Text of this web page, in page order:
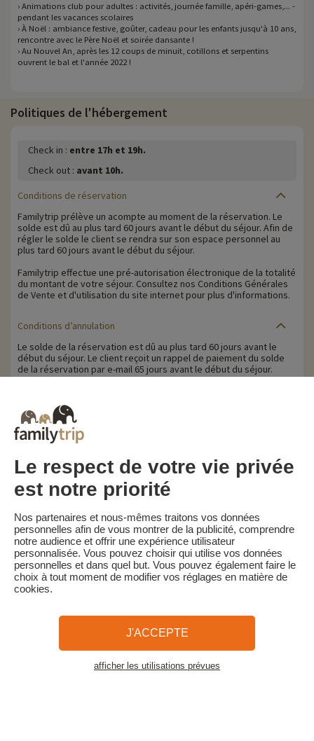
› Animations club pour adultes : activités, journée famille, apéri-games,... -
pendant les vacances scolaires
› À Noël : ambiance festive, goûter, cadeau pour les enfants jusqu'à 10 ans,
rencontre avec le Père Noël et soirée dansante !
› Au Nouvel An, après les 12 coups de minuit, cotillons et serpentins
ouvrent le bal et l'année 2022 !
Politiques de l'hébergement
Check in : entre 17h et 19h.
Check out : avant 10h.
Conditions de réservation
Familytrip prélève un acompte au moment de la réservation. Le
solde est dû au plus tard 60 jours avant le début du séjour. Afin de
régler le solde le client se rendra sur son espace personnel au
plus tard 60 jours avant le début du séjour.
Familytrip effectue une pré-autorisation électronique de la totalité
du montant de votre séjour. Consultez nos Conditions Générales
de Vente et d'utilisation du site internet pour plus d'informations.
Conditions d’annulation
Le solde de la réservation est dû au plus tard 60 jours avant le
début du séjour. Le client reçoit un rappel de paiement du solde
de la réservation par e-mail 65 jours avant le début du séjour.
• Annulation 60 jours ou plus avant la date de début du séjour :
acompte conservé
• Annulation moins de 60 jours avant la date de début du séjour :
100 % du prix du séjour
Familytrip vous conseille de souscrire l'assurance annulation de
son partenaire AREAS Assurances. Souscrivez au moment de la
réservation ou dans les 24h suivant votre réservation par
Pour les clients bénéficiant d’une aide VACAF, en cas d’annulation,
VACAF retire son aide et et les pénalités d’annulation ci-dessus
s'appliquent sur la totalité du montant séjour.
CGV et Charte de Confidentialité
La Presse parle de nous
Plan du site
Le respect de votre vie privée
est notre priorité
Nos partenaires et nous-mêmes traitons vos données
personnelles afin de vous montrer de la publicité, comprendre
notre audience et offrir une expérience utilisateur
personnalisée. Vous pouvez choisir qui utilise vos données
personnelles et dans quel but. Vous pouvez également faire le
choix à tout moment de modifier vos réglages en matière de
cookies.
J'ACCEPTE
afficher les utilisations prévues